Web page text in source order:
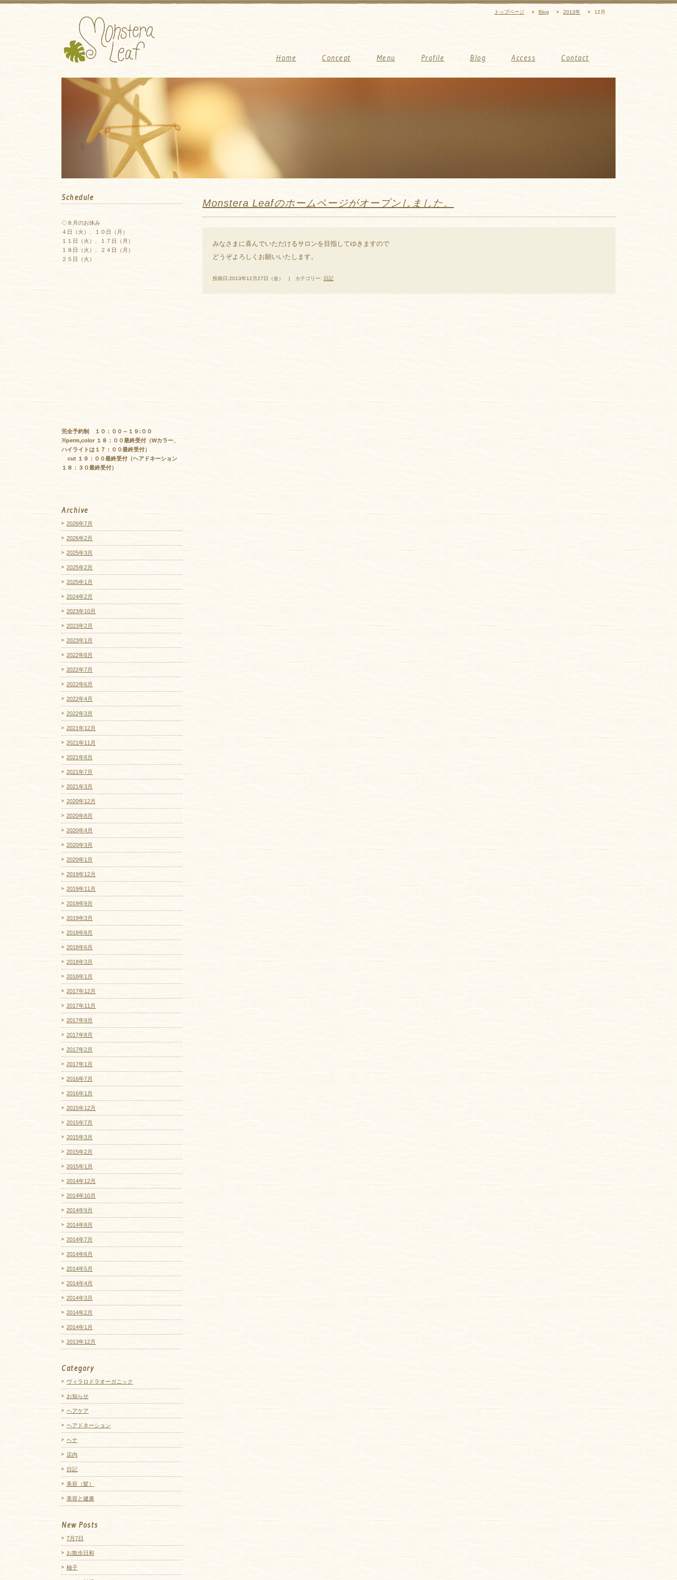
Home Concept Menu Profile Blog Access Contact
トップページ Blog 2013年 12月
Schedule
◇８月のお休み
４日（火）、１０日（月）
１１日（火）、１７日（月）
１８日（火）、２４日（月）
２５日（火）
完全予約制 １０：００～１９:００
※perm,color １８：００最終受付（Wカラー、
ハイライトは１７：００最終受付）
cut １９：００最終受付（ヘアドネーション
１８：３０最終受付）
Archive
2026年7月
2026年2月
2025年3月
2025年2月
2025年1月
2024年2月
2023年10月
2023年2月
2023年1月
2022年8月
2022年7月
2022年6月
2022年4月
2022年3月
2021年12月
2021年11月
2021年8月
2021年7月
2021年3月
2020年12月
2020年8月
2020年4月
2020年3月
2020年1月
2019年12月
2019年11月
2019年9月
2019年3月
2018年8月
2018年6月
2018年3月
2018年1月
2017年12月
2017年11月
2017年9月
2017年8月
2017年2月
2017年1月
2016年7月
2016年1月
2015年12月
2015年7月
2015年3月
2015年2月
2015年1月
2014年12月
2014年10月
2014年9月
2014年8月
2014年7月
2014年6月
2014年5月
2014年4月
2014年3月
2014年2月
2014年1月
2013年12月
Category
ヴィラロドラオーガニック
お知らせ
ヘアケア
ヘアドネーション
ヘナ
店内
日記
美容（髪）
美容と健康
New Posts
7月7日
お散歩日和
柚子
Monstera Leafのホームページがオープンしました。
みなさまに喜んでいただけるサロンを目指してゆきますので
どうぞよろしくお願いいたします。
投稿日:2013年12月27日（金） | カテゴリー: 日記